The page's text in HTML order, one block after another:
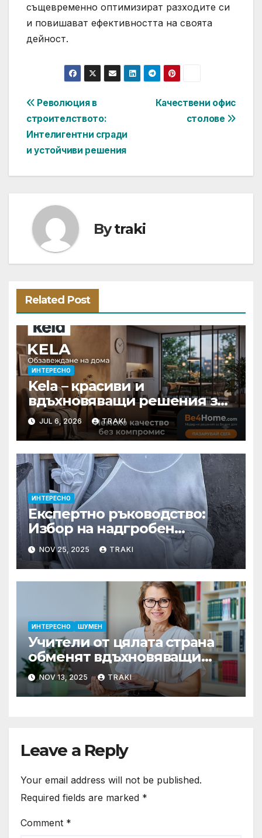
същевременно оптимизират разходите си
и повишават ефективността на своята
дейност.
Post
navigation
Качествени офис
столове
Революция в
строителството:
Интелигентни сгради
и устойчиви решения
Bytraki
Related Post
ИНТЕРЕСНО
Kela – красиви и
вдъхновяващи решения за
вашия дом
JUL 6, 2026 TRAKI
ИНТЕРЕСНО
Експертно ръководство:
Избор на надгробен
паметник – материали,
дизайн и цени
NOV 25, 2025 TRAKI
ИНТЕРЕСНО ШУМЕН
Учители от цялата страна
обменят вдъхновяващи
образователни практики
NOV 13, 2025 TRAKI
Leave a Reply
Your email address will not be published.
Required fields are marked *
Comment *